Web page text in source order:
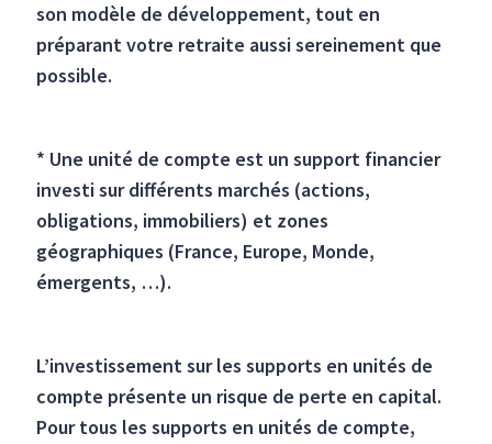
son modèle de développement, tout en
préparant votre retraite aussi sereinement que
possible.
* Une unité de compte est un support financier
investi sur différents marchés (actions,
obligations, immobiliers) et zones
géographiques (France, Europe, Monde,
émergents, …).
L’investissement sur les supports en unités de
compte présente un risque de perte en capital.
Pour tous les supports en unités de compte,